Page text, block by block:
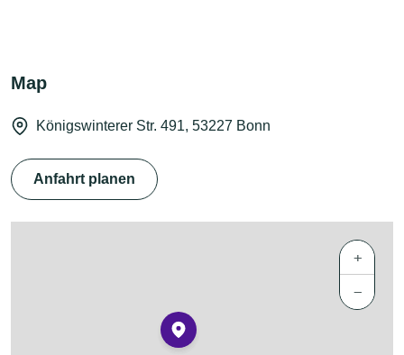
Map
Königswinterer Str. 491, 53227 Bonn
Anfahrt planen
+
−